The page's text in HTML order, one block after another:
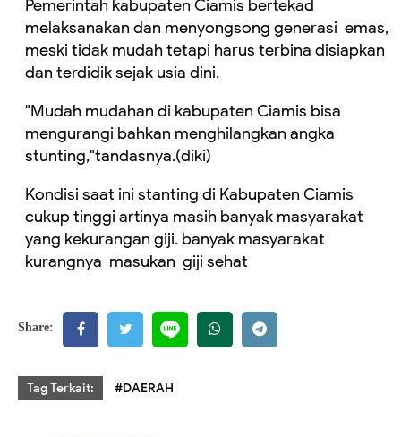
Pemerintah kabupaten Ciamis bertekad
melaksanakan dan menyongsong generasi emas,
meski tidak mudah tetapi harus terbina disiapkan
dan terdidik sejak usia dini.
"Mudah mudahan di kabupaten Ciamis bisa
mengurangi bahkan menghilangkan angka
stunting,"tandasnya.(diki)
Kondisi saat ini stanting di Kabupaten Ciamis
cukup tinggi artinya masih banyak masyarakat
yang kekurangan giji. banyak masyarakat
kurangnya masukan giji sehat
Share:
Tag Terkait: #DAERAH